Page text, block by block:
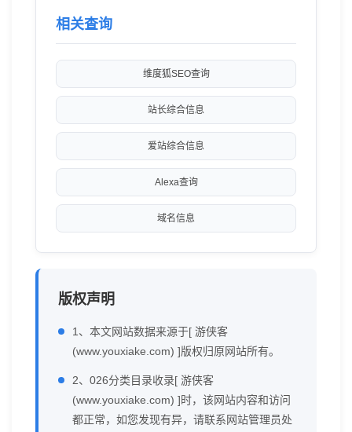
相关查询
维度狐SEO查询
站长综合信息
爱站综合信息
Alexa查询
域名信息
版权声明
1、本文网站数据来源于[ 游侠客
(www.youxiake.com) ]版权归原网站所有。
2、026分类目录收录[ 游侠客
(www.youxiake.com) ]时，该网站内容和访问
都正常，如您发现有异，请联系网站管理员处